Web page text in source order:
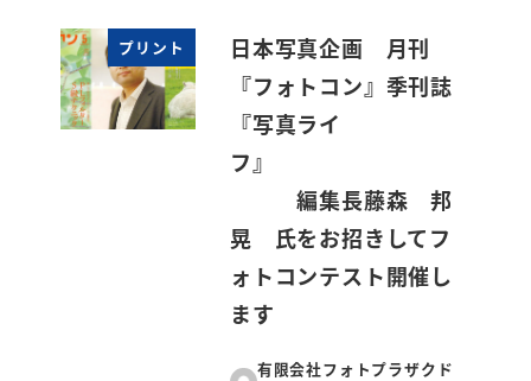
プリント
日本写真企画 月刊
『フォトコン』季刊誌
『写真ライ
フ』
編集長藤森 邦
晃 氏をお招きしてフ
ォトコンテスト開催し
ます
有限会社フォトプラザクド